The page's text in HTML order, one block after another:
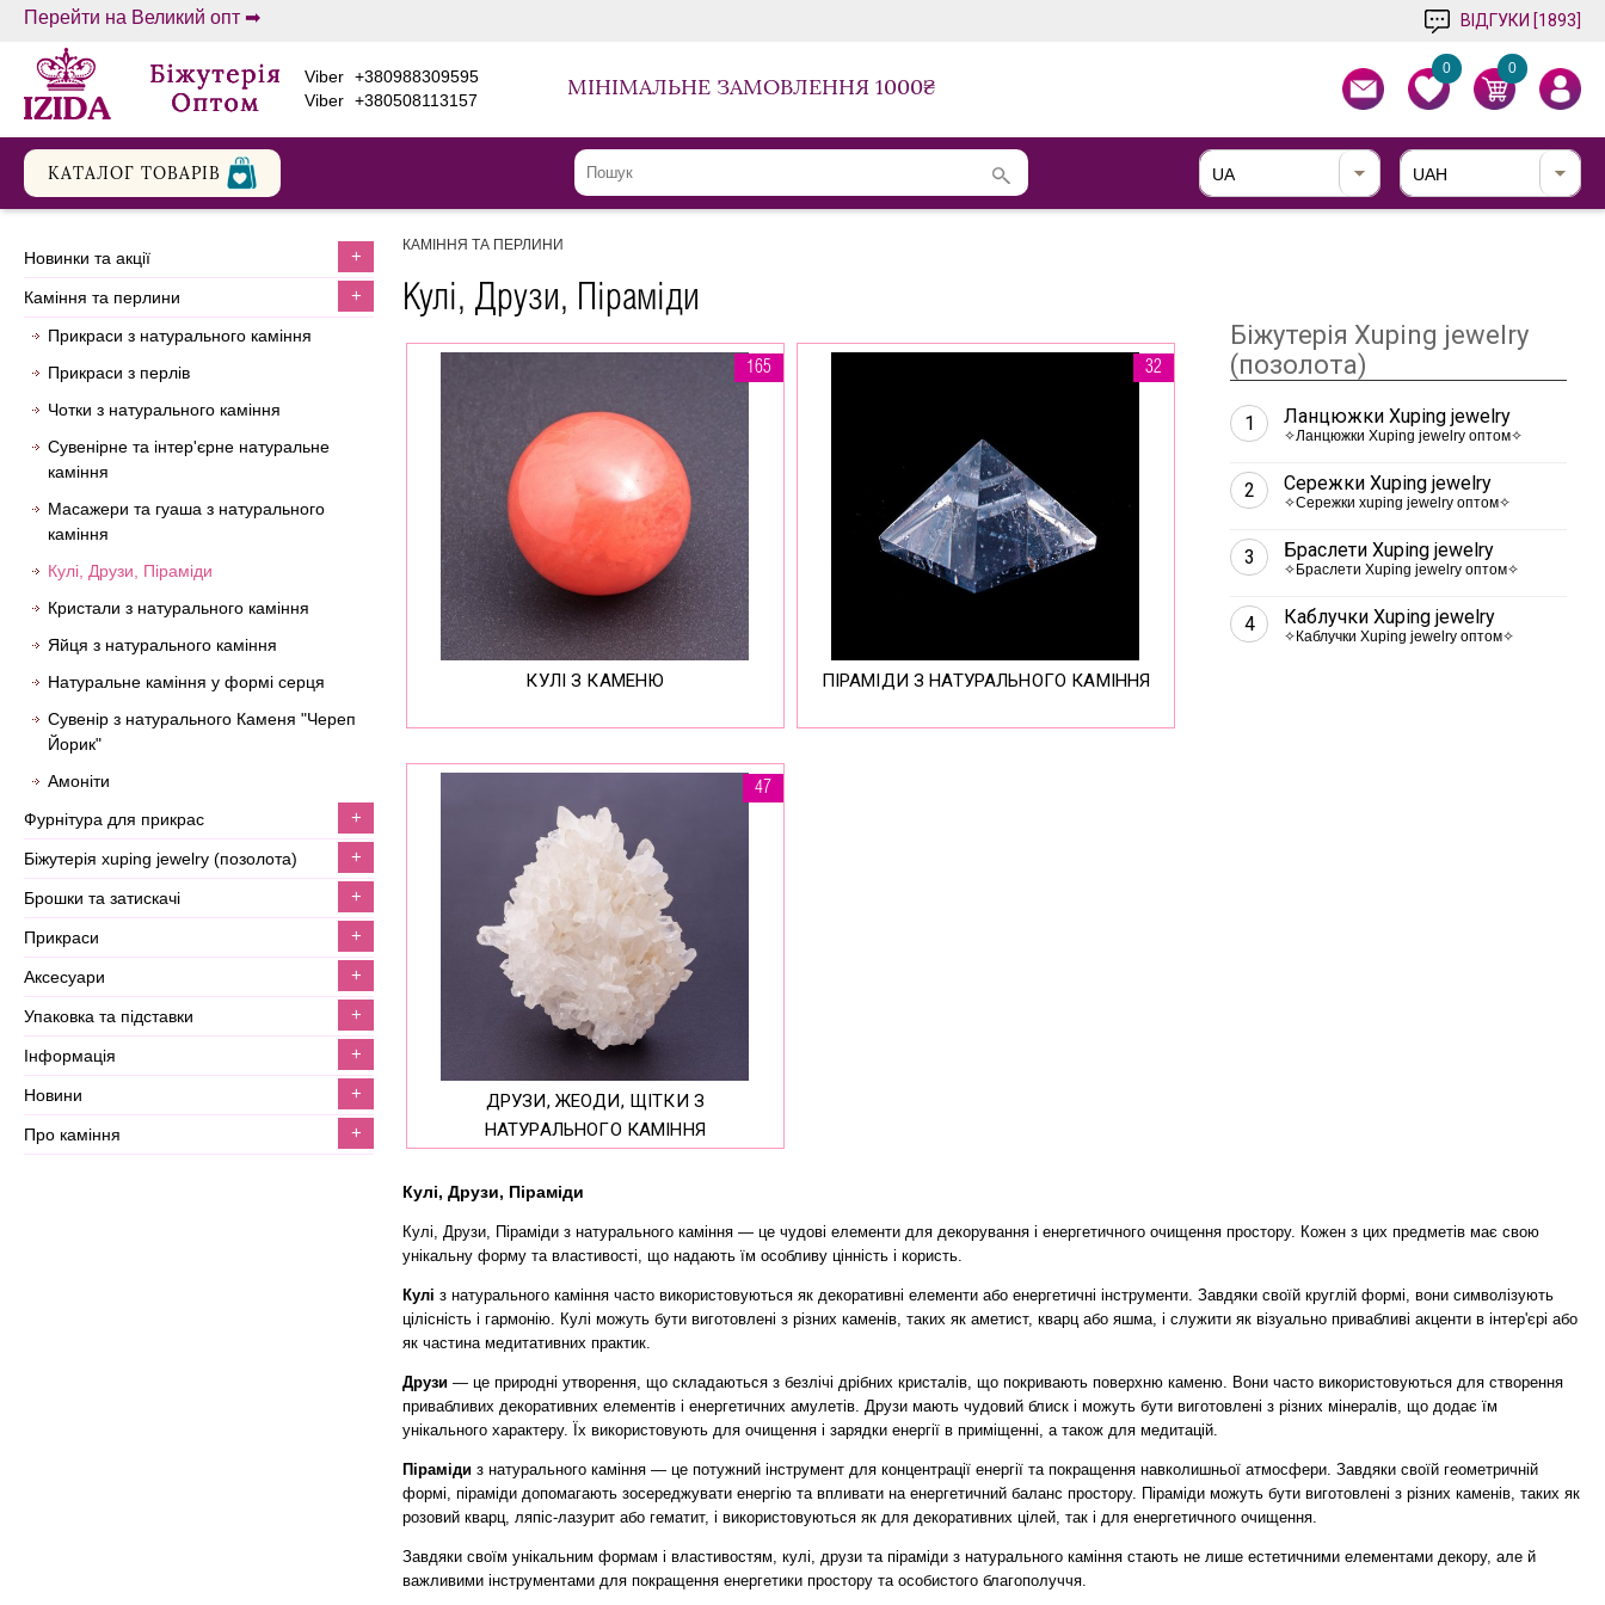
Перейти на Великий опт ➡ ВІДГУКИ [1893]
viber +380988309595
viber +380508113157 МІНІМАЛЬНЕ ЗАМОВЛЕННЯ 1000₴
0
0
КАТАЛОГ ТОВАРIВ UAH
UA
+
новинки та акції
+
каміння та перлини
Прикраси з натурального каміння
Прикраси з перлів
Чотки з натурального каміння
Сувенірне та інтер'єрне натуральне
каміння
Масажери та гуаша з натурального
каміння
Кулі, Друзи, Піраміди
Кристали з натурального каміння
Яйця з натурального каміння
Натуральне каміння у формі серця
Сувенір з натурального Каменя "Череп
Йорик"
Амоніти
+
фурнітура для прикрас
+
біжутерія xuping jewelry (позолота)
+
брошки та затискачі
+
прикраси
+
аксесуари
+
упаковка та підставки
+
інформація
+
новини
+
про каміння
КАМІННЯ ТА ПЕРЛИНИ
Кулі, Друзи, Піраміди
Біжутерія Xuping jewelry
(позолота)
1 Ланцюжки Xuping jewelry
✧Ланцюжки Xuping jewelry оптом✧
2 Сережки Xuping jewelry
✧Сережки xuping jewelry оптом✧
3 Браслети Xuping jewelry
✧Браслети Xuping jewelry оптом✧
4 Каблучки Xuping jewelry
✧Каблучки Xuping jewelry оптом✧
КУЛІ З КАМЕНЮ
165
ПІРАМІДИ З НАТУРАЛЬНОГО КАМІННЯ
32
ДРУЗИ, ЖЕОДИ, ЩІТКИ З
НАТУРАЛЬНОГО КАМІННЯ
47
Кулі, Друзи, Піраміди
Кулі, Друзи, Піраміди з натурального каміння — це чудові елементи для декорування і енергетичного очищення простору. Кожен з цих предметів має свою
унікальну форму та властивості, що надають їм особливу цінність і користь.
Кулі з натурального каміння часто використовуються як декоративні елементи або енергетичні інструменти. Завдяки своїй круглій формі, вони символізують
цілісність і гармонію. Кулі можуть бути виготовлені з різних каменів, таких як аметист, кварц або яшма, і служити як візуально привабливі акценти в інтер'єрі або
як частина медитативних практик.
Друзи— це природні утворення, що складаються з безлічі дрібних кристалів, що покривають поверхню каменю. Вони часто використовуються для створення
привабливих декоративних елементів і енергетичних амулетів. Друзи мають чудовий блиск і можуть бути виготовлені з різних мінералів, що додає їм
унікального характеру. Їх використовують для очищення і зарядки енергії в приміщенні, а також для медитацій.
Пірамідиз натурального каміння — це потужний інструмент для концентрації енергії та покращення навколишньої атмосфери. Завдяки своїй геометричній
формі, піраміди допомагають зосереджувати енергію та впливати на енергетичний баланс простору. Піраміди можуть бути виготовлені з різних каменів, таких як
розовий кварц, ляпіс-лазурит або гематит, і використовуються як для декоративних цілей, так і для енергетичного очищення.
Завдяки своїм унікальним формам і властивостям, кулі, друзи та піраміди з натурального каміння стають не лише естетичними елементами декору, але й
важливими інструментами для покращення енергетики простору та особистого благополуччя.